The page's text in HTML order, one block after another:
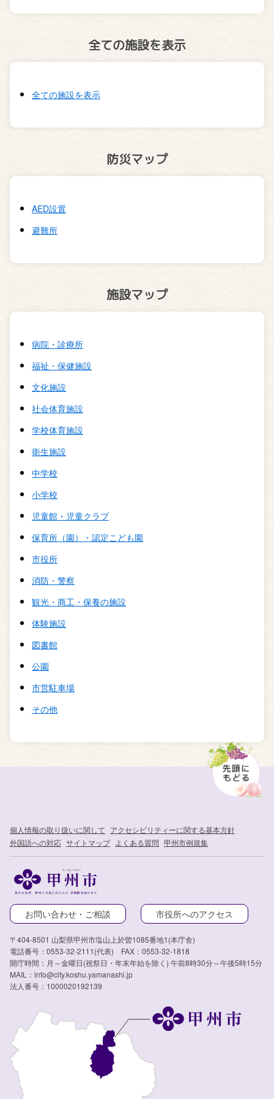
全ての施設を表示
全ての施設を表示
防災マップ
AED設置
避難所
施設マップ
病院・診療所
福祉・保健施設
文化施設
社会体育施設
学校体育施設
衛生施設
中学校
小学校
児童館・児童クラブ
保育所（園）・認定こども園
市役所
消防・警察
観光・商工・保養の施設
体験施設
図書館
公園
市営駐車場
その他
個人情報の取り扱いに関して アクセシビリティーに関する基本方針
外国語への対応 サイトマップ よくある質問 甲州市例規集
お問い合わせ・ご相談 市役所へのアクセス
〒404-8501 山梨県甲州市塩山上於曽1085番地1(本庁舎)
電話番号：0553-32-2111(代表) FAX：0553-32-1818
開庁時間：月～金曜日(祝祭日・年末年始を除く) 午前8時30分～午後5時15分
MAIL：info@city.koshu.yamanashi.jp
法人番号：1000020192139